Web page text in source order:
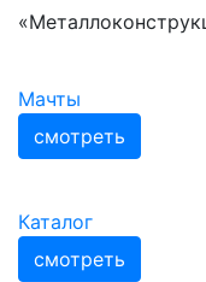
Мачты
смотреть
Каталог
смотреть